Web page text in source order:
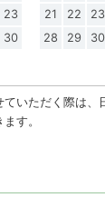
23
30
21
22 23
28
29 30
いただく際は、
す。